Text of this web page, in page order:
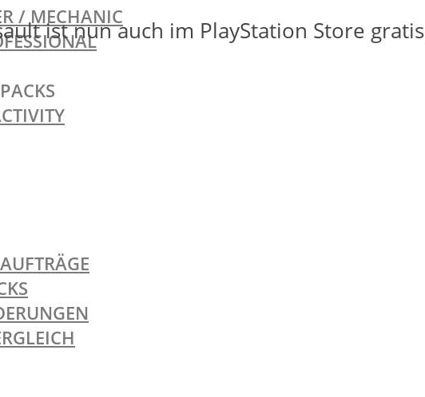
/ MECHANIC
ist nun auch im PlayStation Store gratis